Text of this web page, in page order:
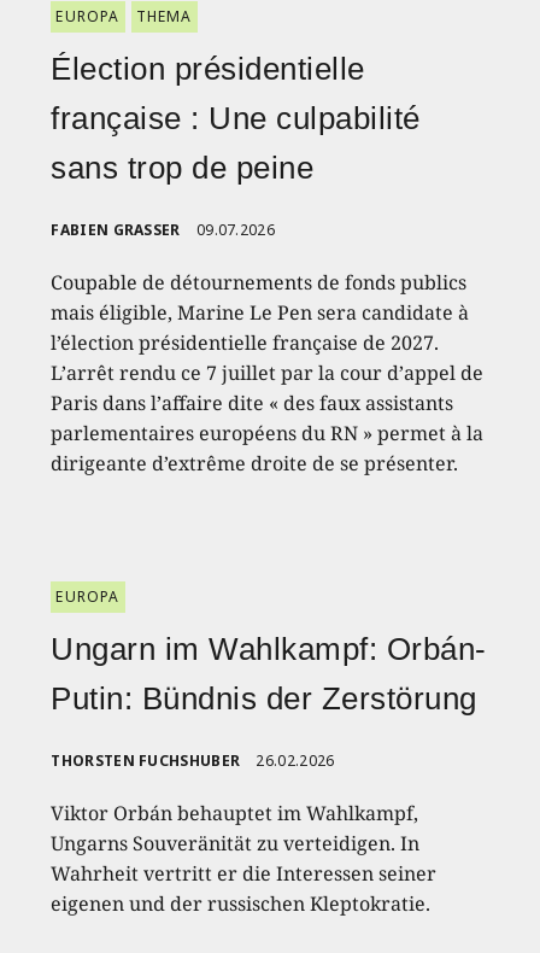
EUROPA THEMA
Élection présidentielle
française : Une culpabilité
sans trop de peine
FABIEN GRASSER 09.07.2026
Coupable de détournements de fonds publics
mais éligible, Marine Le Pen sera candidate à
l’élection présidentielle française de 2027.
L’arrêt rendu ce 7 juillet par la cour d’appel de
Paris dans l’affaire dite « des faux assistants
parlementaires européens du RN » permet à la
dirigeante d’extrême droite de se présenter.
EUROPA
Ungarn im Wahlkampf: Orbán-
Putin: Bündnis der Zerstörung
THORSTEN FUCHSHUBER 26.02.2026
Viktor Orbán behauptet im Wahlkampf,
Ungarns Souveränität zu verteidigen. In
Wahrheit vertritt er die Interessen seiner
eigenen und der russischen Kleptokratie.